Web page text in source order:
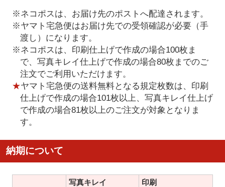
※ネコポスは、お届け先のポストへ配達されます。
※ヤマト宅急便はお届け先での受領確認が必要（手
渡し）になります。
※ネコポスは、印刷仕上げで作成の場合100枚ま
で、写真キレイ仕上げで作成の場合80枚までのご
注文でご利用いただけます。
★ヤマト宅急便の送料無料となる規定枚数は、印刷
仕上げで作成の場合101枚以上、写真キレイ仕上げ
で作成の場合81枚以上のご注文が対象となりま
す。
納期について
写真キレイ
印刷